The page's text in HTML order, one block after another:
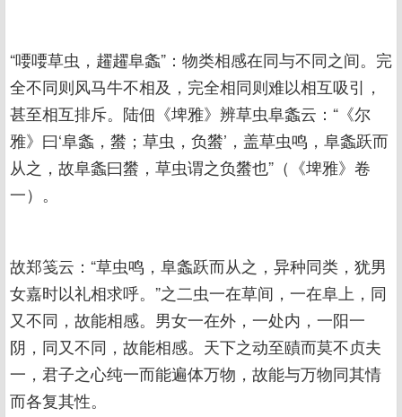
“喓喓草虫，趯趯阜螽”：物类相感在同与不同之间。完
全不同则风马牛不相及，完全相同则难以相互吸引，
甚至相互排斥。陆佃《埤雅》辨草虫阜螽云：“《尔
雅》曰‘阜螽，蠜；草虫，负蠜’，盖草虫鸣，阜螽跃而
从之，故阜螽曰蠜，草虫谓之负蠜也”（《埤雅》卷
一）。
故郑笺云：“草虫鸣，阜螽跃而从之，异种同类，犹男
女嘉时以礼相求呼。”之二虫一在草间，一在阜上，同
又不同，故能相感。男女一在外，一处内，一阳一
阴，同又不同，故能相感。天下之动至賾而莫不贞夫
一，君子之心纯一而能遍体万物，故能与万物同其情
而各复其性。